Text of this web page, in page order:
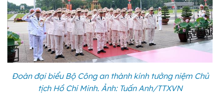
Đoàn đại biểu Bộ Công an thành kính tưởng niệm Chủ
tịch Hồ Chí Minh. Ảnh: Tuấn Anh/TTXVN